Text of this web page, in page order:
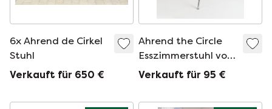
6x Ahrend de Cirkel
Stuhl
Verkauft für 650 €
Ahrend the Circle
Esszimmerstuhl von
Harry Potter und
Verkauft für 95 €